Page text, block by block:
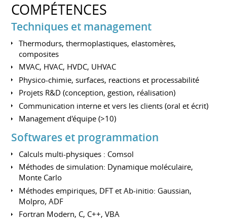
COMPÉTENCES
Techniques et management
Thermodurs, thermoplastiques, elastomères,
composites
MVAC, HVAC, HVDC, UHVAC
Physico-chimie, surfaces, reactions et processabilité
Projets R&D (conception, gestion, réalisation)
Communication interne et vers les clients (oral et écrit)
Management d'équipe (>10)
Softwares et programmation
Calculs multi-physiques : Comsol
Méthodes de simulation: Dynamique moléculaire,
Monte Carlo
Méthodes empiriques, DFT et Ab-initio: Gaussian,
Molpro, ADF
Fortran Modern, C, C++, VBA